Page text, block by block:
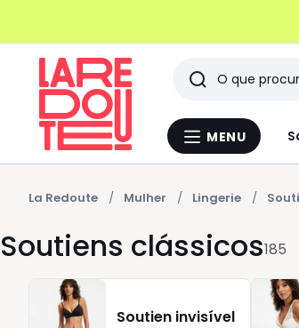
Menu
MENU
Pesquisar
Últimos
artigos
vistos
La Redoute Mulher Lingerie
Soutiens clássicos185
Soutien invisível